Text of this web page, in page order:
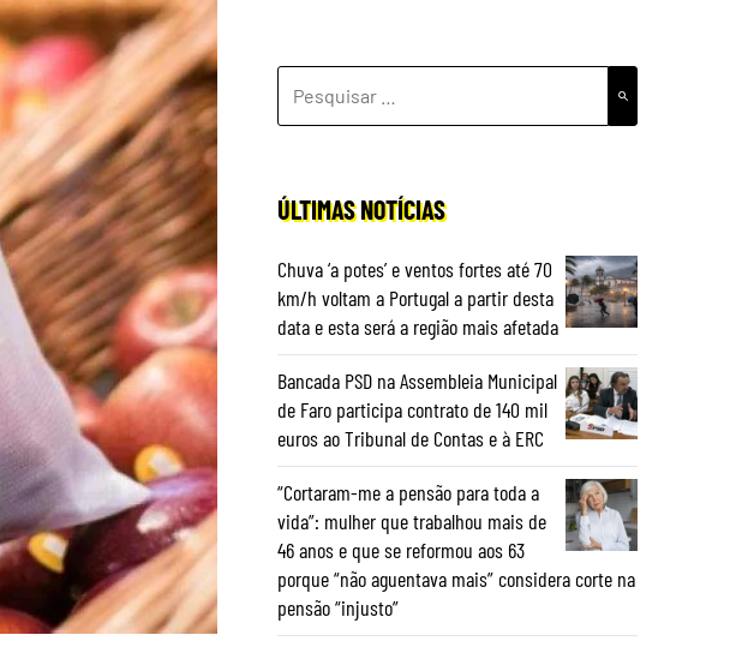
POR:
ÚLTIMAS NOTÍCIAS
Chuva ‘a potes’ e ventos fortes até 70
km/h voltam a Portugal a partir desta
data e esta será a região mais afetada
Bancada PSD na Assembleia Municipal
de Faro participa contrato de 140 mil
euros ao Tribunal de Contas e à ERC
“Cortaram-me a pensão para toda a
vida”: mulher que trabalhou mais de
46 anos e que se reformou aos 63
porque “não aguentava mais” considera corte na
pensão “injusto”